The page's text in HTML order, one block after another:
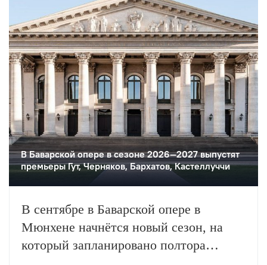
В Баварской опере в сезоне 2026—2027 выпустят
премьеры Гут, Черняков, Бархатов, Кастеллуччи
В сентябре в Баварской опере в
Мюнхене начнётся новый сезон, на
который запланировано полтора